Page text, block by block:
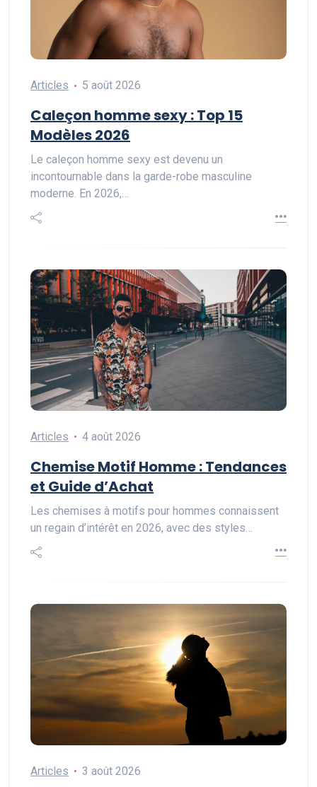
Articles 5 août 2026
Caleçon homme sexy : Top 15
Modèles 2026
Le caleçon homme sexy est devenu un
incontournable dans la garde-robe masculine
moderne. En 2026,…
Articles 4 août 2026
Chemise Motif Homme : Tendances
et Guide d’Achat
Les chemises à motifs pour hommes connaissent
un regain d’intérêt en 2026, avec des styles…
Articles 3 août 2026